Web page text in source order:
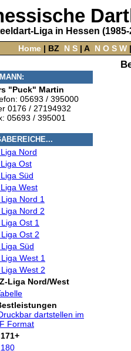
Liga in Hessen (1985-
Home‌ | BZ N S‌ | A‌ N O S W‌ |
"Puck" Martin
05693 / 395000
0176 / 27194932
05693 / 395001
Nord
Ost
Süd
West
Nord 1
Liga Nord 2
Ost 1
Ost 2
Süd
West 1
West 2
Liga Nord/West
171+